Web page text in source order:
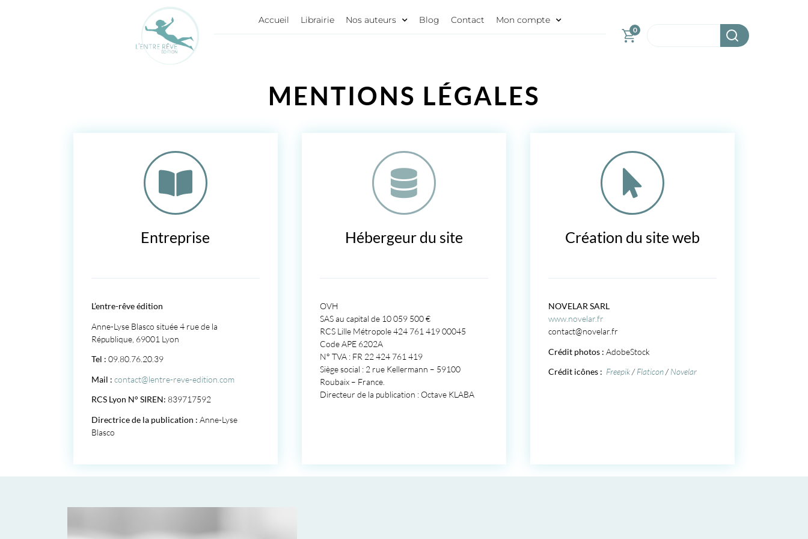
Accueil Librairie Nos auteurs Blog Contact Mon compte
0
MENTIONS LÉGALES
Entreprise
L’entre-rêve édition
Anne-Lyse Blasco située 4 rue de la
République, 69001 Lyon
Tel : 09.80.76.20.39
Mail : contact@lentre-reve-edition.com
RCS Lyon N° SIREN: 839717592
Directrice de la publication : Anne-Lyse
Blasco
Hébergeur du site
OVH
SAS au capital de 10 059 500 €
RCS Lille Métropole 424 761 419 00045
Code APE 6202A
N° TVA : FR 22 424 761 419
Siège social : 2 rue Kellermann – 59100
Roubaix – France.
Directeur de la publication : Octave KLABA
Création du site web
NOVELAR SARL
www.novelar.fr
contact@novelar.fr
Crédit photos : AdobeStock
Crédit icônes : Freepik/Flaticon/Novelar